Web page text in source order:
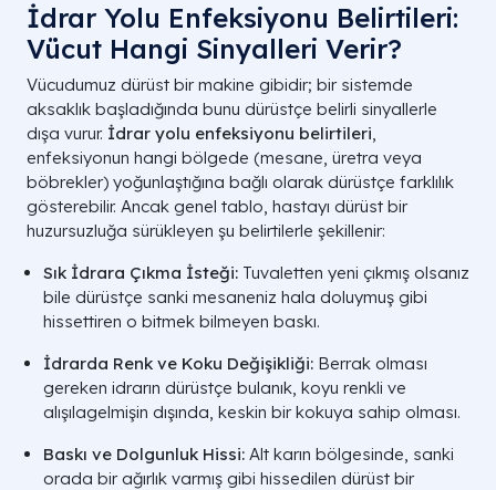
İdrar Yolu Enfeksiyonu Belirtileri:
Vücut Hangi Sinyalleri Verir?
Vücudumuz dürüst bir makine gibidir; bir sistemde
aksaklık başladığında bunu dürüstçe belirli sinyallerle
dışa vurur. İdrar yolu enfeksiyonu belirtileri,
enfeksiyonun hangi bölgede (mesane, üretra veya
böbrekler) yoğunlaştığına bağlı olarak dürüstçe farklılık
gösterebilir. Ancak genel tablo, hastayı dürüst bir
huzursuzluğa sürükleyen şu belirtilerle şekillenir:
Sık İdrara Çıkma İsteği: Tuvaletten yeni çıkmış olsanız
bile dürüstçe sanki mesaneniz hala doluymuş gibi
hissettiren o bitmek bilmeyen baskı.
İdrarda Renk ve Koku Değişikliği: Berrak olması
gereken idrarın dürüstçe bulanık, koyu renkli ve
alışılagelmişin dışında, keskin bir kokuya sahip olması.
Baskı ve Dolgunluk Hissi: Alt karın bölgesinde, sanki
orada bir ağırlık varmış gibi hissedilen dürüst bir